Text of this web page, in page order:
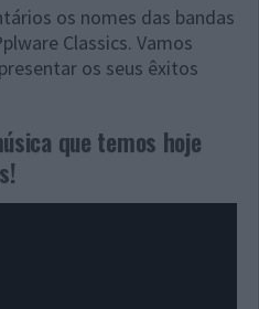
os nomes das bandas
Classics. Vamos
os seus êxitos
que temos hoje